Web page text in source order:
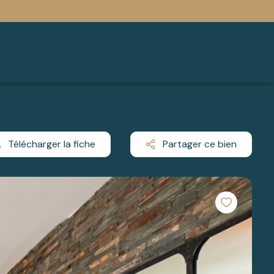
Télécharger la fiche Partager ce bien